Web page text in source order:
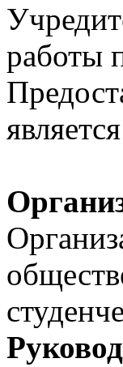
работы